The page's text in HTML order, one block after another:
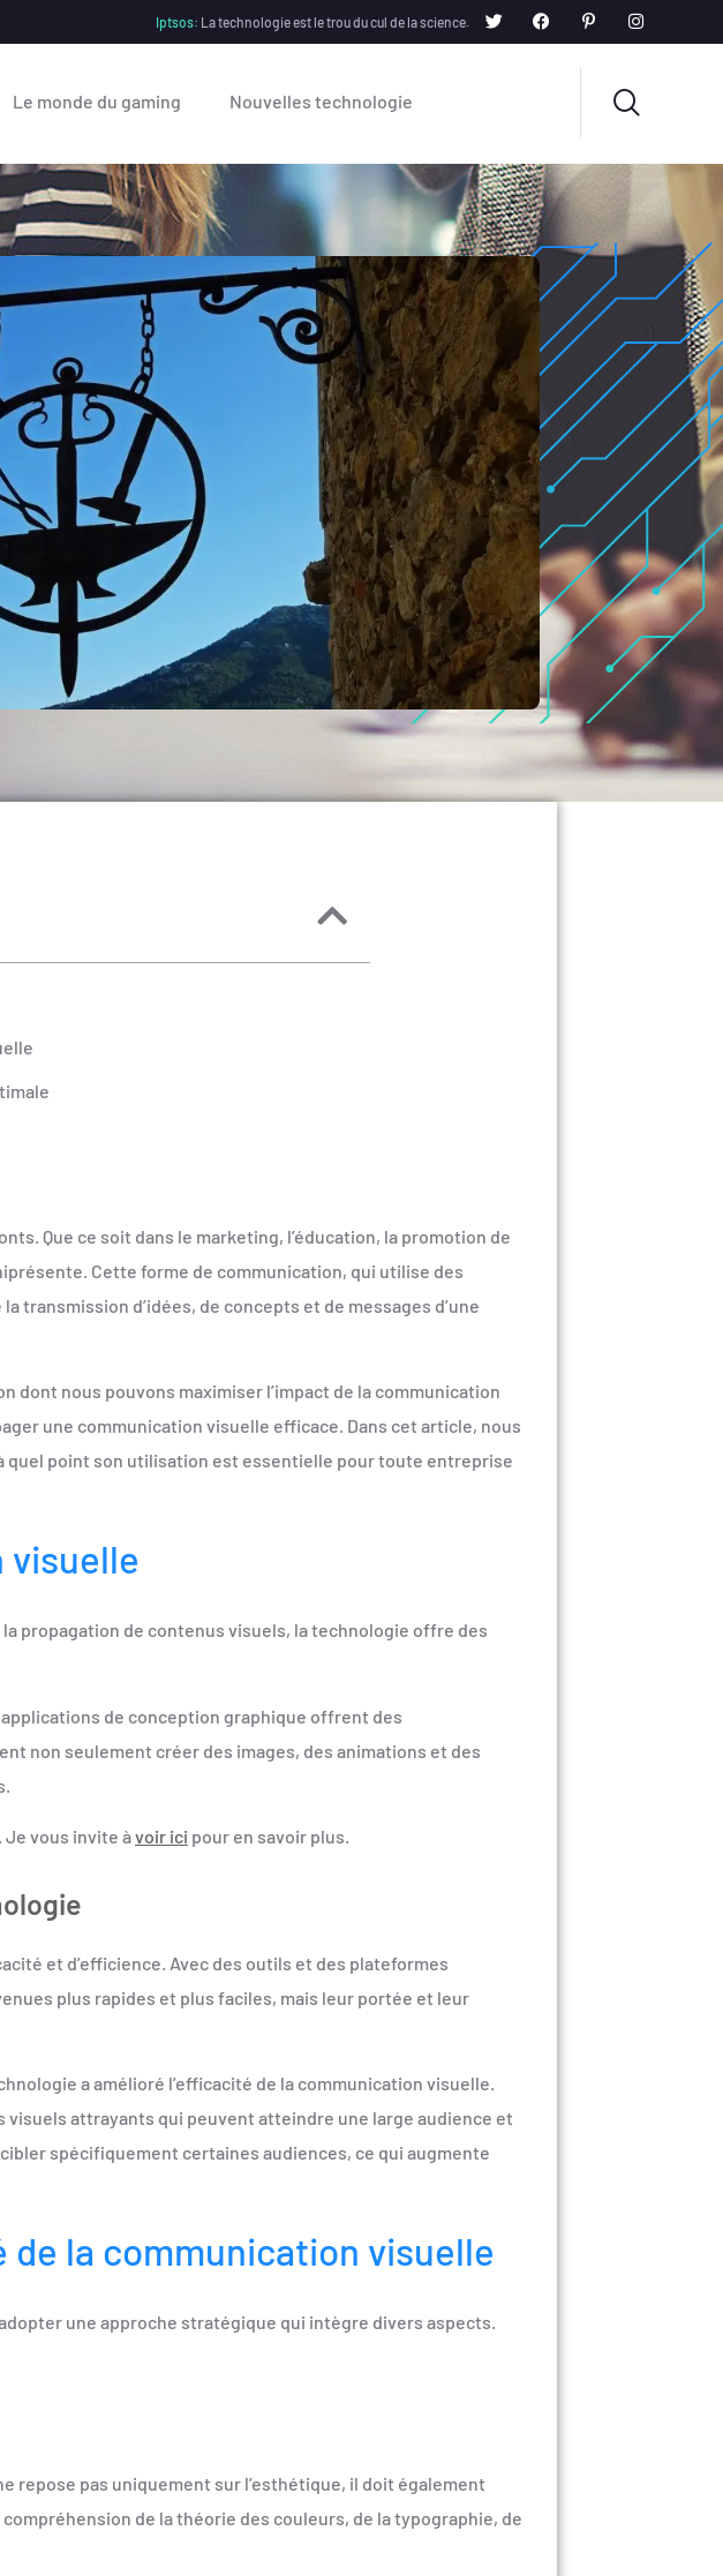
Iptsos: La technologie est le trou du cul de la science.
Le monde du gaming Nouvelles technologie
Que ce soit dans le marketing, l’éducation, la promotion de
Cette forme de communication, qui utilise des
transmission d’idées, de concepts et de messages d’une
nous pouvons maximiser l’impact de la communication
une communication visuelle efficace. Dans cet article, nous
quel point son utilisation est essentielle pour toute entreprise
visuelle
propagation de contenus visuels, la technologie offre des
de conception graphique offrent des
non seulement créer des images, des animations et des
Je vous invite àvoir ici pour en savoir plus.
et d’efficience. Avec des outils et des plateformes
plus rapides et plus faciles, mais leur portée et leur
a amélioré l’efficacité de la communication visuelle.
attrayants qui peuvent atteindre une large audience et
spécifiquement certaines audiences, ce qui augmente
de la communication visuelle
une approche stratégique qui intègre divers aspects.
repose pas uniquement sur l’esthétique, il doit également
de la théorie des couleurs, de la typographie, de